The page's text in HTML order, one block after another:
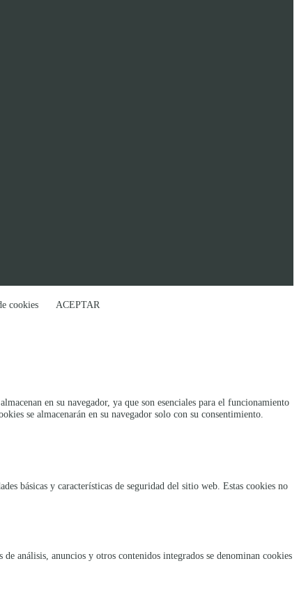
cookies ACEPTAR
en su navegador, ya que son esenciales para el funcionamiento
se almacenarán en su navegador solo con su consentimiento.
básicas y características de seguridad del sitio web. Estas cookies no
análisis, anuncios y otros contenidos integrados se denominan cookies